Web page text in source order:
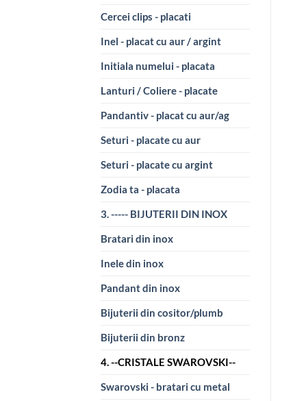
Cercei clips - placati
Inel - placat cu aur / argint
Initiala numelui - placata
Lanturi / Coliere - placate
Pandantiv - placat cu aur/ag
Seturi - placate cu aur
Seturi - placate cu argint
Zodia ta - placata
3. ----- BIJUTERII DIN INOX
Bratari din inox
Inele din inox
Pandant din inox
Bijuterii din cositor/plumb
Bijuterii din bronz
4. --CRISTALE SWAROVSKI--
Swarovski - bratari cu metal